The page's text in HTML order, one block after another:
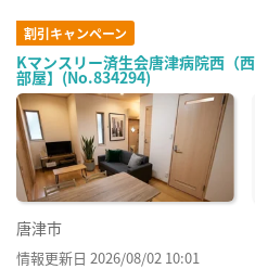
割引キャンペーン
Kマンスリー済生会唐津病院西（
部屋】(No.834294)
唐津市
情報更新日 2026/08/02 10:01